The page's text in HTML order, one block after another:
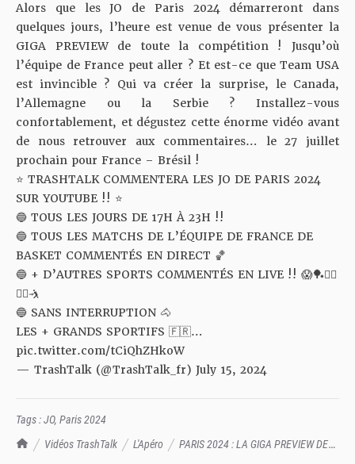
TrashTalk Actu NBA
Vidéos TrashTalk L'Apéro
PARIS 2024 : LA GIGA PREVIEW DES
Alors que les JO de Paris 2024 démarreront dans
quelques jours, l’heure est venue de vous présenter la
GIGA PREVIEW de toute la compétition ! Jusqu’où
l’équipe de France peut aller ? Et est-ce que Team USA
est invincible ? Qui va créer la surprise, le Canada,
l’Allemagne ou la Serbie ? Installez-vous
confortablement, et dégustez cette énorme vidéo avant
de nous retrouver aux commentaires… le 27 juillet
prochain pour France – Brésil !
⭐️ TRASHTALK COMMENTERA LES JO DE PARIS 2024
SUR YOUTUBE !! ⭐️
🔵 TOUS LES JOURS DE 17H À 23H !!
🔵 TOUS LES MATCHS DE L’ÉQUIPE DE FRANCE DE
BASKET COMMENTÉS EN DIRECT 🏀
🔵 + D’AUTRES SPORTS COMMENTÉS EN LIVE !! 😱🏓🤾‍♂️
🏊‍♀️🤺
🔵 SANS INTERRUPTION 🐴
LES + GRANDS SPORTIFS 🇫🇷…
pic.twitter.com/tCiQhZHkoW
— TrashTalk (@TrashTalk_fr) July 15, 2024
Tags :JO, Paris 2024